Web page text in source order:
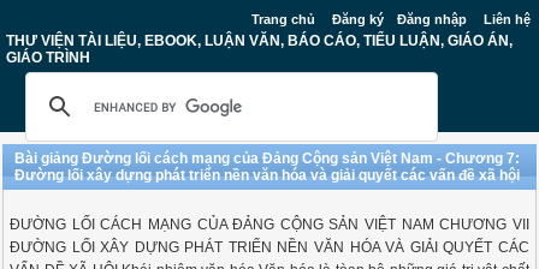
Trang chủ Đăng ký Đăng nhập Liên hệ
THƯ VIỆN TÀI LIỆU, EBOOK, LUẬN VĂN, BÁO CÁO, TIỂU LUẬN, GIÁO ÁN,
GIÁO TRÌNH
Bài giảng Đường lối cách mạng của Đảng Cộng sản Việt Nam - Chương 7:
Đường lối xây dựng phát triển nền văn hóa và giải quyết các vấn đề xã hội
ĐƯỜNG LỐI CÁCH MẠNG CỦA ĐẢNG CỘNG SẢN VIỆT NAM CHƯƠNG VII
ĐƯỜNG LỐI XÂY DỰNG PHÁT TRIỂN NỀN VĂN HÓA VÀ GIẢI QUYẾT CÁC